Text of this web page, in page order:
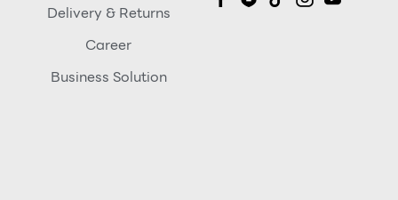
Delivery & Returns
Career
Business Solution